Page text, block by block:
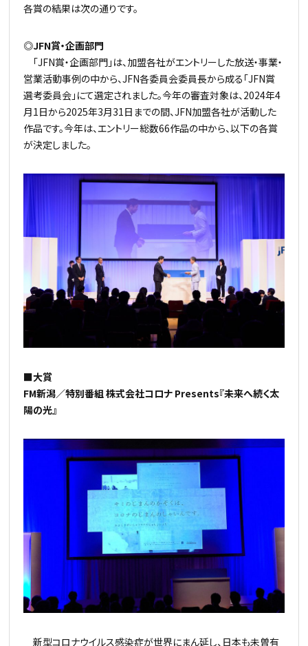
各賞の結果は次の通りです。
◎JFN賞・企画部門
「JFN賞・企画部門」は、加盟各社がエントリーした放送・事業・
営業活動事例の中から、JFN各委員会委員長から成る「JFN賞
選考委員会」にて選定されました。今年の審査対象は、2024年4
月1日から2025年3月31日までの間、JFN加盟各社が活動した
作品です。今年は、エントリー総数66作品の中から、以下の各賞
が決定しました。
■大賞
FM新潟／特別番組 株式会社コロナ Presents『未来へ続く太
陽の光』
新型コロナウイルス感染症が世界にまん延し、日本も未曽有